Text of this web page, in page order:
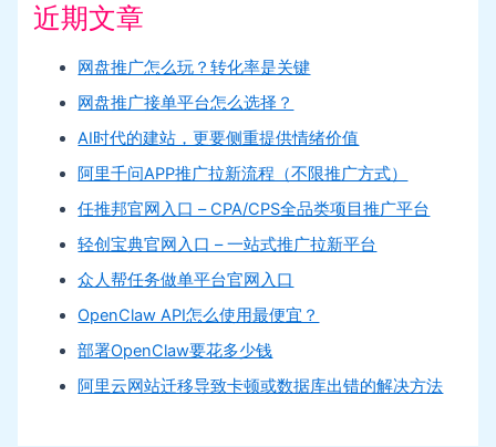
近期文章
网盘推广怎么玩？转化率是关键
网盘推广接单平台怎么选择？
AI时代的建站，更要侧重提供情绪价值
阿里千问APP推广拉新流程（不限推广方式）
任推邦官网入口 – CPA/CPS全品类项目推广平台
轻创宝典官网入口 – 一站式推广拉新平台
众人帮任务做单平台官网入口
OpenClaw API怎么使用最便宜？
部署OpenClaw要花多少钱
阿里云网站迁移导致卡顿或数据库出错的解决方法